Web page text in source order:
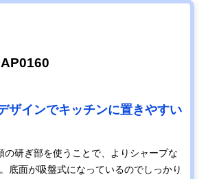
ザインでキッチンに置きやすい
の研ぎ部を使うことで、よりシャープな
底面が吸盤式になっているのでしっかり